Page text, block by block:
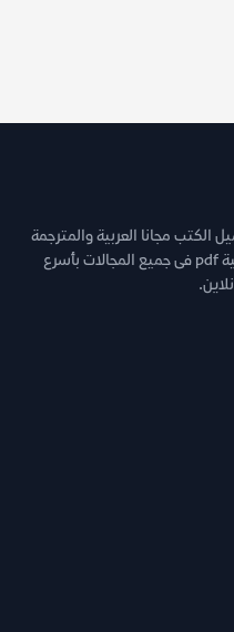
الكتب مجانا العربية والمترجمة
والروايات والقصص وغيرها من كتب مجانية pdf فى جميع المجالات بأسرع